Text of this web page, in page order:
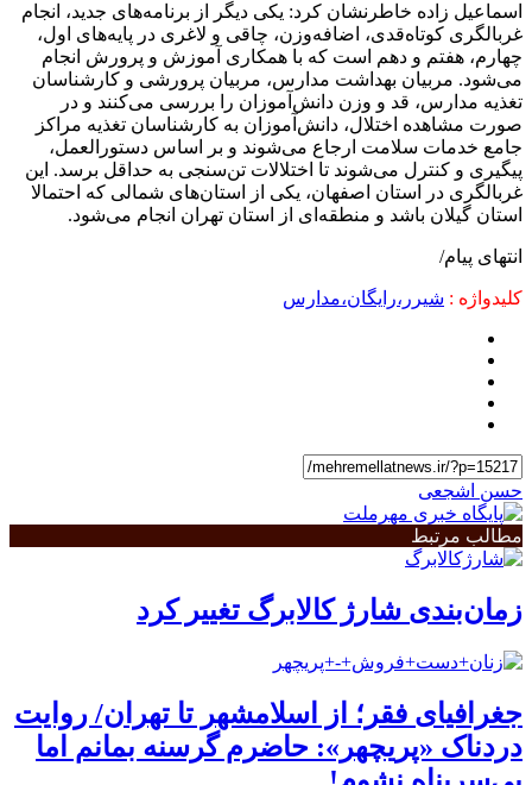
اسماعیل زاده خاطرنشان کرد: یکی دیگر از برنامه‌های جدید، انجام
غربالگری کوتاه‌قدی، اضافه‌وزن، چاقی و لاغری در پایه‌های اول،
چهارم، هفتم و دهم است که با همکاری آموزش و پرورش انجام
می‌شود. مربیان بهداشت مدارس، مربیان پرورشی و کارشناسان
تغذیه مدارس، قد و وزن دانش‌آموزان را بررسی می‌کنند و در
صورت مشاهده اختلال، دانش‌آموزان به کارشناسان تغذیه مراکز
جامع خدمات سلامت ارجاع می‌شوند و بر اساس دستورالعمل،
پیگیری و کنترل می‌شوند تا اختلالات تن‌سنجی به حداقل برسد. این
غربالگری در استان اصفهان، یکی از استان‌های شمالی که احتمالا
استان گیلان باشد و منطقه‌ای از استان تهران انجام می‌شود.
انتهای پیام/
کلیدواژه : شیرر،رایگان،مدارس
حسن اشجعی
مطالب مرتبط
زمان‌بندی شارژ کالابرگ تغییر کرد
جغرافیای فقر؛ از اسلامشهر تا تهران/ روایت
دردناک «پریچهر»: حاضرم گرسنه بمانم اما